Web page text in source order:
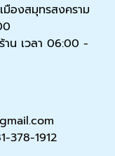
มืองสมุทรสงคราม
าน เวลา 06:00 -
378-1912